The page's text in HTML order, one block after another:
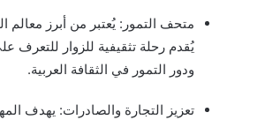
متحف التمور: يُعتبر من أبرز معالم
يُقدم رحلة تثقيفية للزوار للتعرف
ودور التمور في الثقافة العربية.
تعزيز التجارة والصادرات: يهدف